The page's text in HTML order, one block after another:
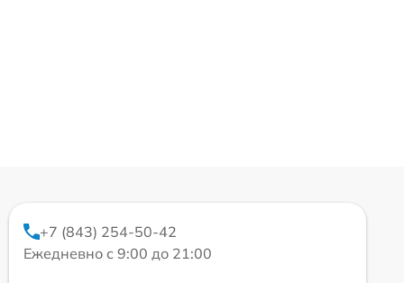
+7 (843) 254-50-42
Ежедневно с 9:00 до 21:00